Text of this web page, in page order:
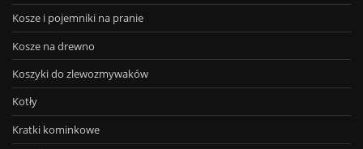
Kosze i pojemniki na pranie
Kosze na drewno
Koszyki do zlewozmywaków
Kotły
Kratki kominkowe